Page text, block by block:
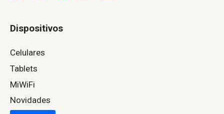
Dispositivos
Celulares
Tablets
MiWiFi
Novidades